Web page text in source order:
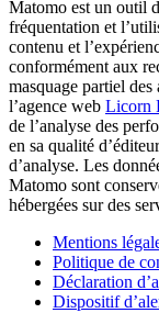
Matomo est un outil
fréquentation et
contenu et
conformément aux
masquage partiel des
l’agence web Licorn
de l’analyse des
en sa qualité
d’analyse. Les
Matomo sont
hébergées sur des
Mentions
Politique de
Déclaration
Dispositif